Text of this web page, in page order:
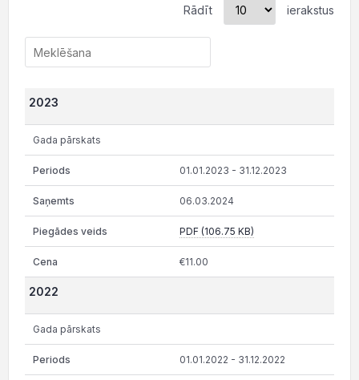
Rādīt ierakstus
2023
Gada pārskats
01.01.2023 - 31.12.2023
06.03.2024
PDF (106.75 KB)
€11.00
2022
Gada pārskats
01.01.2022 - 31.12.2022